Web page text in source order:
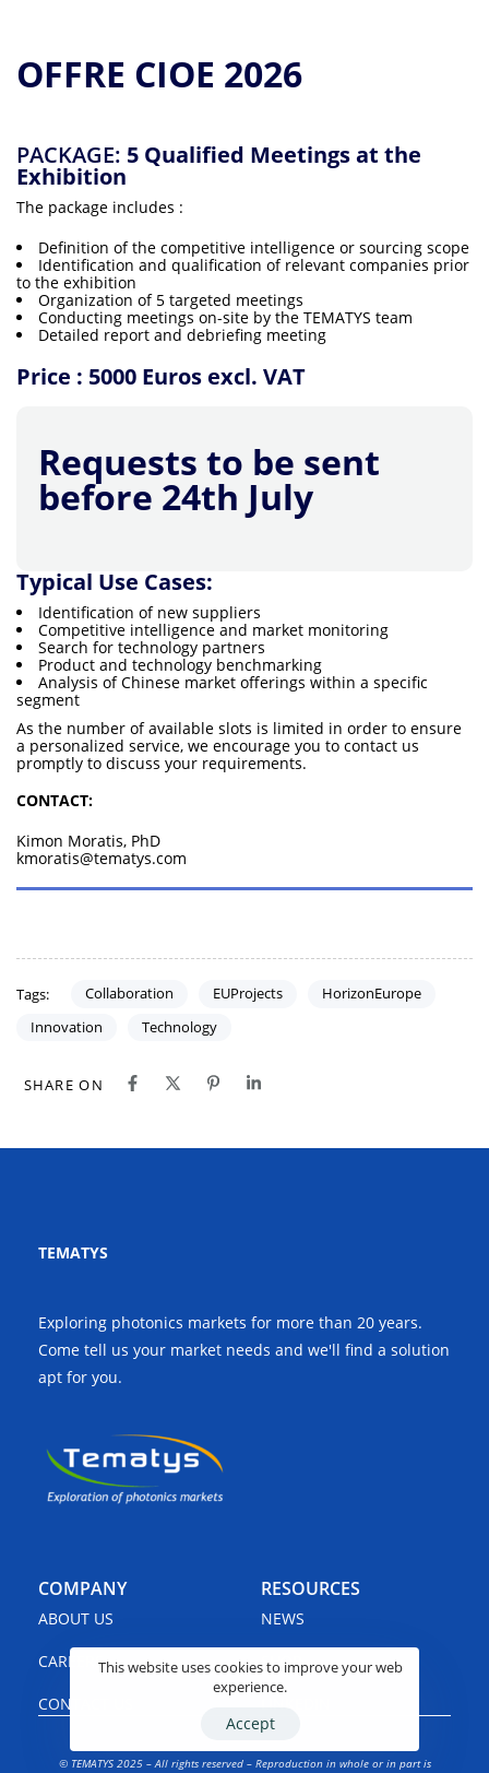
OFFRE CIOE 2026
PACKAGE: 5 Qualified Meetings at the
Exhibition
The package includes :
Definition of the competitive intelligence or sourcing scope
Identification and qualification of relevant companies prior
to the exhibition
Organization of 5 targeted meetings
Conducting meetings on-site by the TEMATYS team
Detailed report and debriefing meeting
Price : 5000 Euros excl. VAT
Requests to be sent
before 24th July
Typical Use Cases:
Identification of new suppliers
Competitive intelligence and market monitoring
Search for technology partners
Product and technology benchmarking
Analysis of Chinese market offerings within a specific
segment
As the number of available slots is limited in order to ensure
a personalized service, we encourage you to contact us
promptly to discuss your requirements.
CONTACT:
Kimon Moratis, PhD
kmoratis@tematys.com
Tags: Collaboration EUProjects
HorizonEurope
Innovation
Technology
SHARE ON
TEMATYS
Exploring photonics markets for more than 20 years.
Come tell us your market needs and we'll find a solution
apt for you.
COMPANY
ABOUT US
CAREERS
CONTACT US
RESOURCES
NEWS
SHOP
© TEMATYS 2025 – All rights reserved – Reproduction in whole or in part is
This website uses cookies to improve your web
experience.
Accept